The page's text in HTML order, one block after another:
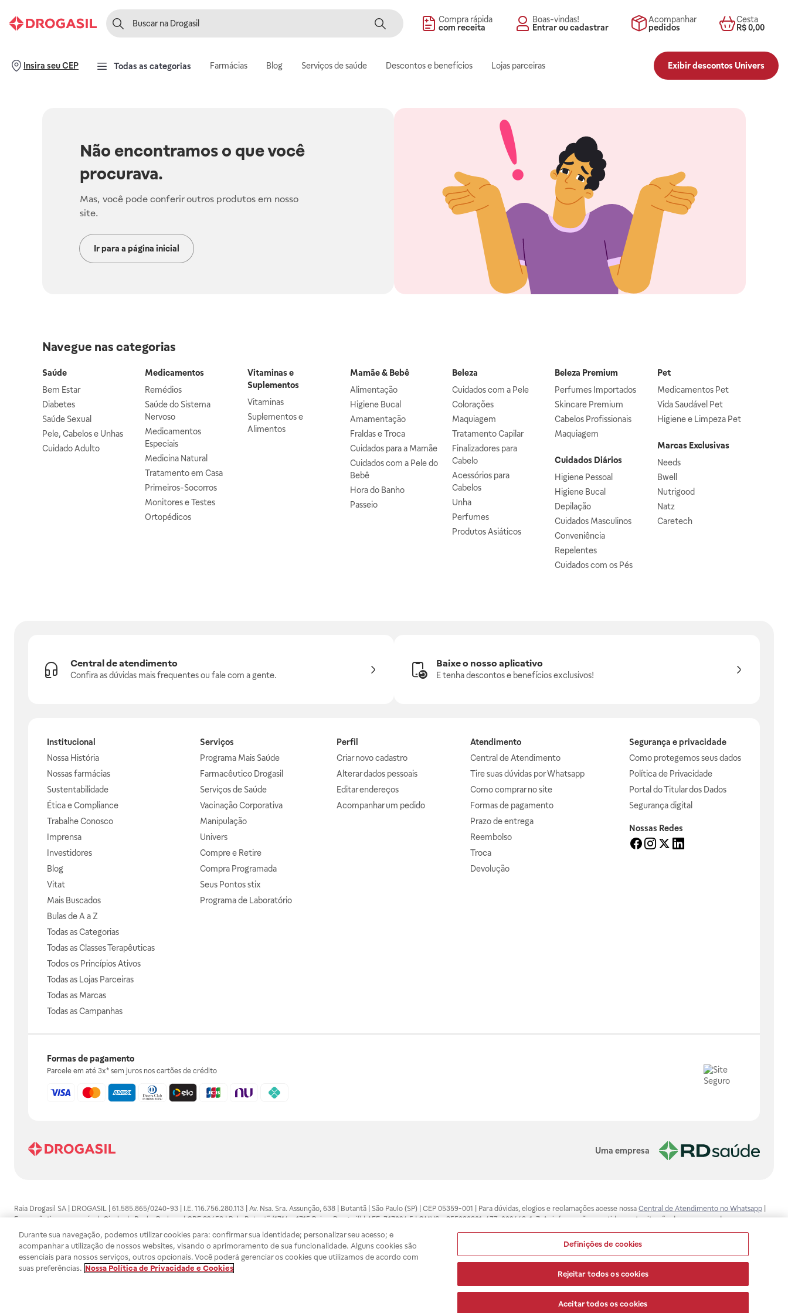
Compra rápida
com receita
Boas-vindas!
Entrar ou cadastrar
Acompanhar
pedidos
Cesta
R$ 0,00
Insira seu CEP Todas as categorias Farmácias Blog Serviços de saúde Descontos e benefícios Lojas parceiras Exibir descontos Univers
Não encontramos o que você
procurava.
Mas, você pode conferir outros produtos em nosso
site.
Ir para a página inicial
Navegue nas categorias
Saúde
Bem Estar
Diabetes
Saúde Sexual
Pele, Cabelos e Unhas
Cuidado Adulto
Medicamentos
Remédios
Saúde do Sistema
Nervoso
Medicamentos
Especiais
Medicina Natural
Tratamento em Casa
Primeiros-Socorros
Monitores e Testes
Ortopédicos
Vitaminas e
Suplementos
Vitaminas
Suplementos e
Alimentos
Mamãe & Bebê
Alimentação
Higiene Bucal
Amamentação
Fraldas e Troca
Cuidados para a Mamãe
Cuidados com a Pele do
Bebê
Hora do Banho
Passeio
Beleza
Cuidados com a Pele
Colorações
Maquiagem
Tratamento Capilar
Finalizadores para
Cabelo
Acessórios para
Cabelos
Unha
Perfumes
Produtos Asiáticos
Beleza Premium
Perfumes Importados
Skincare Premium
Cabelos Profissionais
Maquiagem
Cuidados Diários
Higiene Pessoal
Higiene Bucal
Depilação
Cuidados Masculinos
Conveniência
Repelentes
Cuidados com os Pés
Pet
Medicamentos Pet
Vida Saudável Pet
Higiene e Limpeza Pet
Marcas Exclusivas
Needs
Bwell
Nutrigood
Natz
Caretech
Central de atendimento
Confira as dúvidas mais frequentes ou fale com a gente.
Baixe o nosso aplicativo
E tenha descontos e benefícios exclusivos!
Institucional
Nossa História
Nossas farmácias
Sustentabilidade
Ética e Compliance
Trabalhe Conosco
Imprensa
Investidores
Blog
Vitat
Mais Buscados
Bulas de A a Z
Todas as Categorias
Todas as Classes Terapêuticas
Todos os Princípios Ativos
Todas as Lojas Parceiras
Todas as Marcas
Todas as Campanhas
Serviços
Programa Mais Saúde
Farmacêutico Drogasil
Serviços de Saúde
Vacinação Corporativa
Manipulação
Univers
Compre e Retire
Compra Programada
Seus Pontos stix
Programa de Laboratório
Perfil
Criar novo cadastro
Alterar dados pessoais
Editar endereços
Acompanhar um pedido
Atendimento
Central de Atendimento
Tire suas dúvidas por Whatsapp
Como comprar no site
Formas de pagamento
Prazo de entrega
Reembolso
Troca
Devolução
Segurança e privacidade
Como protegemos seus dados
Política de Privacidade
Portal do Titular dos Dados
Segurança digital
Nossas Redes
Formas de pagamento
Parcele em até 3x* sem juros nos cartões de crédito
Uma empresa
Raia Drogasil SA | DROGASIL | 61.585.865/0240-93 | I.E. 116.756.280.113 | Av. Nsa. Sra. Assunção, 638 | Butantã | São Paulo (SP) | CEP 05359-001 | Para dúvidas, elogios e reclamações acesse nossa Central de Atendimento no Whatsapp
Farmacêutico responsável: Gisele da Penha Barbosa | CRF 89453 | Polo Butantã (1714 e 1715 Raia e Drogasil) | AFE: 7.17094.5 | CMVS - 355030801-477-002443-1-7. As informações contidas neste site não devem ser usadas para
automedicação e não substituem, em hipótese alguma, as orientações dadas pelo profissional da área médica. Somente o médico está apto a diagnosticar qualquer problema de saúde e prescrever o tratamento adequado. Ao
persistirem os sintomas, um médico deverá ser consultado. Os preços e promoções divulgados no site são válidos apenas para compras feitas pela internet. Maiores esclarecimentos, consultar o site: www.anvisa.gov.br. A Raia Drogasil
SA trabalha com as tecnologias mais avançadas de proteção de dados, para que você possa realizar suas compras com tranquilidade. A privacidade e a segurança dos clientes são compromissos da Raia Drogasil SA. Todos os pedidos
efetuados estão sujeitos à confirmação da disponibilidade de produto em nosso estoque.
Durante sua navegação, podemos utilizar cookies para: confirmar sua identidade; personalizar seu acesso; e
acompanhar a utilização de nossos websites, visando o aprimoramento de sua funcionalidade. Alguns cookies são
essenciais para nossos serviços, outros opcionais. Você poderá gerenciar os cookies que utilizamos de acordo com
suas preferências. Nossa Política de Privacidade e Cookies
Definições de cookies
Rejeitar todos os cookies
Aceitar todos os cookies